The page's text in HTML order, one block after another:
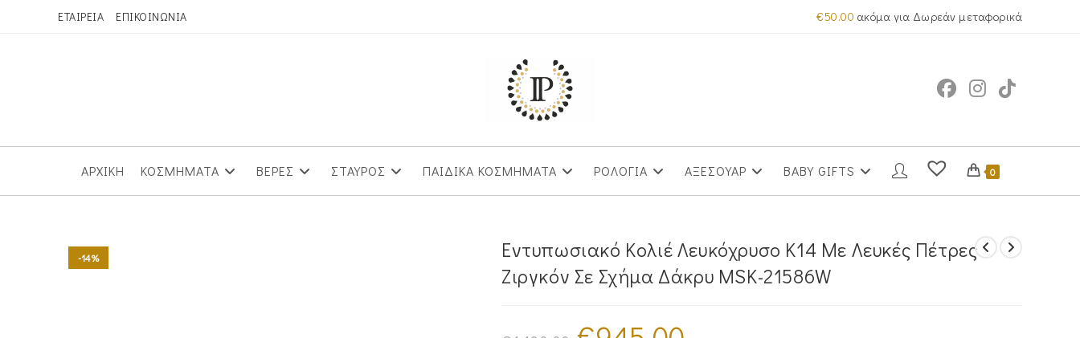
ΕΤΑΙΡΕΙΑ ΕΠΙΚΟΙΝΩΝΙΑ €50.00 ακόμα για Δωρεάν μεταφορικά
ΑΡΧΙΚΗ ΚΟΣΜΗΜΑΤΑ ΒΕΡΕΣ ΣΤΑΥΡΟΣ ΠΑΙΔΙΚΑ ΚΟΣΜΗΜΑΤΑ ΡΟΛΟΓΙΑ ΑΞΕΣΟΥΑΡ BABY GIFTS 0
-14%
Εντυπωσιακό Κολιέ Λευκόχρυσο Κ14 Με Λευκές Πέτρες
Ζιργκόν Σε Σχήμα Δάκρυ MSK-21586W
Original